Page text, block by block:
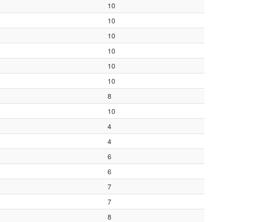
10
10
10
10
10
10
8
10
4
4
6
6
7
7
8